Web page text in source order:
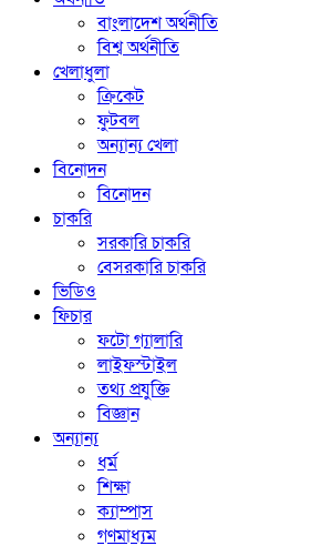
বাংলাদেশ অর্থনীতি
বিশ্ব অর্থনীতি
খেলাধুলা
ক্রিকেট
ফুটবল
অন্যান্য খেলা
বিনোদন
বিনোদন
চাকরি
সরকারি চাকরি
বেসরকারি চাকরি
ভিডিও
ফিচার
ফটো গ্যালারি
লাইফস্টাইল
তথ্য প্রযুক্তি
বিজ্ঞান
অন্যান্য
ধর্ম
শিক্ষা
ক্যাম্পাস
গণমাধ্যম